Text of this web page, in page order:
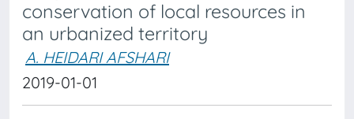
conservation of local resources in
an urbanized territory
A. HEIDARI AFSHARI
2019-01-01